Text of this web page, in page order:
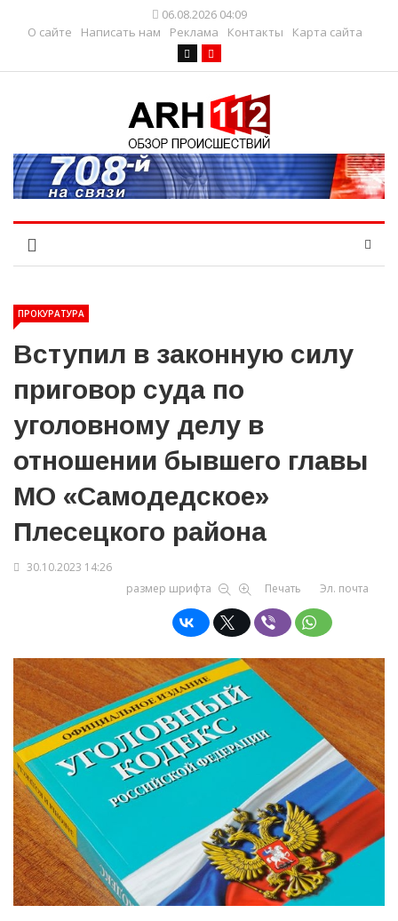
06.08.2026 04:09
О сайте
Написать нам Реклама Контакты Карта сайта
ПРОКУРАТУРА
Вступил в законную силу
приговор суда по
уголовному делу в
отношении бывшего главы
МО «Самодедское»
Плесецкого района
30.10.2023 14:26
размер шрифта
Печать Эл. почта